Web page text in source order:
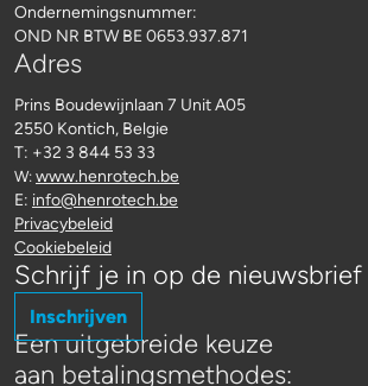
Ondernemingsnummer:
OND NR BTW BE 0653.937.871
Adres
Prins Boudewijnlaan 7 Unit A05
2550 Kontich, Belgie
T: +32 3 844 53 33
W: www.henrotech.be
E: info@henrotech.be
Privacybeleid
Cookiebeleid
Schrijf je in op de nieuwsbrief
Inschrijven
Een uitgebreide keuze
aan betalingsmethodes: